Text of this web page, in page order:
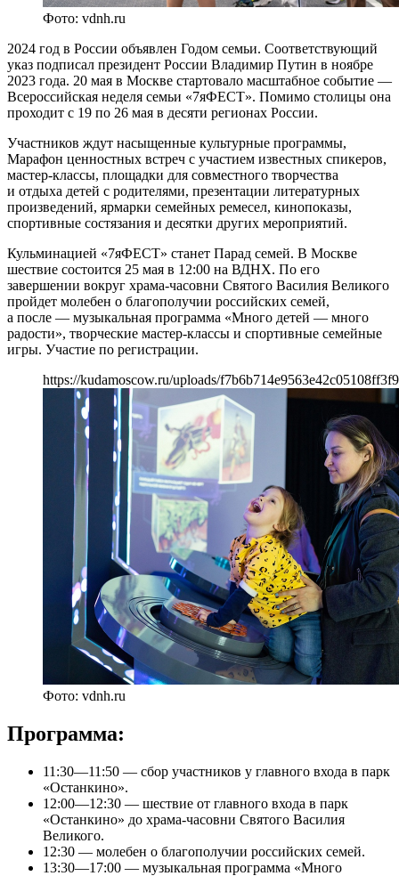
Фото: vdnh.ru
2024 год в России объявлен Годом семьи. Соответствующий
указ подписал президент России Владимир Путин в ноябре
2023 года. 20 мая в Москве стартовало масштабное событие —
Всероссийская неделя семьи «7яФЕСТ». Помимо столицы она
проходит с 19 по 26 мая в десяти регионах России.
Участников ждут насыщенные культурные программы,
Марафон ценностных встреч с участием известных спикеров,
мастер-классы, площадки для совместного творчества
и отдыха детей с родителями, презентации литературных
произведений, ярмарки семейных ремесел, кинопоказы,
спортивные состязания и десятки других мероприятий.
Кульминацией «7яФЕСТ» станет Парад семей. В Москве
шествие состоится 25 мая в 12:00 на ВДНХ. По его
завершении вокруг храма-часовни Святого Василия Великого
пройдет молебен о благополучии российских семей,
а после — музыкальная программа «Много детей — много
радости», творческие мастер-классы и спортивные семейные
игры. Участие по регистрации.
https://kudamoscow.ru/uploads/
Фото: vdnh.ru
Программа:
11:30—11:50 — сбор участников у главного входа в парк
«Останкино».
12:00—12:30 — шествие от главного входа в парк
«Останкино» до храма-часовни Святого Василия
Великого.
12:30 — молебен о благополучии российских семей.
13:30—17:00 — музыкальная программа «Много